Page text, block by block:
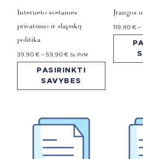
Interneto svetainės
privatumo ir slapukų
politika
39,90€ – 59,90€ Su PVM
PASIRINKTI
SAVYBES
Įrangos
119,90€ –